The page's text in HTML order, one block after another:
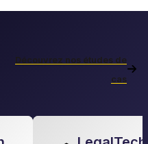
Découvrez nos études de
cas